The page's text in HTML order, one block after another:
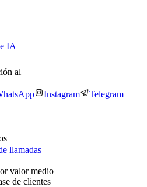
IA
al
Instagram Telegram
llamadas
valor medio
de clientes